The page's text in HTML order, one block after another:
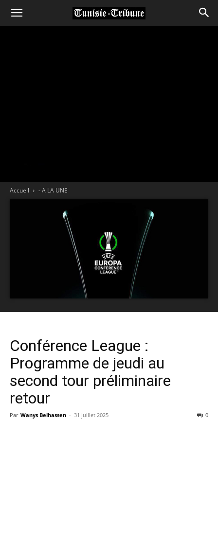
Accueil - A LA UNE
Conférence League :
Programme de jeudi au
second tour préliminaire
retour
Par Wanys Belhassen - 31 juillet 2025 0